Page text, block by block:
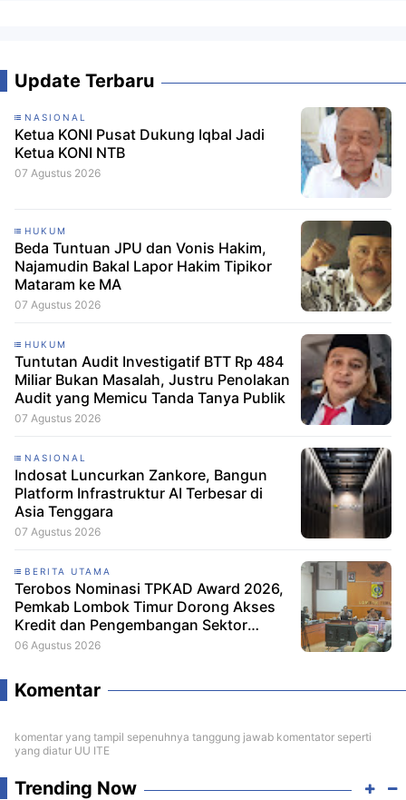
Update Terbaru
NASIONAL
Ketua KONI Pusat Dukung Iqbal Jadi
Ketua KONI NTB
07 Agustus 2026
HUKUM
Beda Tuntuan JPU dan Vonis Hakim,
Najamudin Bakal Lapor Hakim Tipikor
Mataram ke MA
07 Agustus 2026
HUKUM
Tuntutan Audit Investigatif BTT Rp 484
Miliar Bukan Masalah, Justru Penolakan
Audit yang Memicu Tanda Tanya Publik
07 Agustus 2026
NASIONAL
Indosat Luncurkan Zankore, Bangun
Platform Infrastruktur AI Terbesar di
Asia Tenggara
07 Agustus 2026
BERITA UTAMA
Terobos Nominasi TPKAD Award 2026,
Pemkab Lombok Timur Dorong Akses
Kredit dan Pengembangan Sektor
Porang
06 Agustus 2026
Komentar
komentar yang tampil sepenuhnya tanggung jawab komentator seperti
yang diatur UU ITE
Trending Now